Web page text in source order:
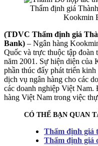
Thẩm định giá
Kookmin
(TDVC Thẩm định giá
Bank) – Ngân hàng
Quốc và trực thuộc tập
năm 2001. Sự hiện diện của
phần thúc đẩy phát triển
dịch vụ ngân hàng cho các
các doanh nghiệp Việt Nam.
hàng Việt Nam trong việc
CÓ THỂ BẠN QUAN
Thẩm định giá
Thẩm định giá